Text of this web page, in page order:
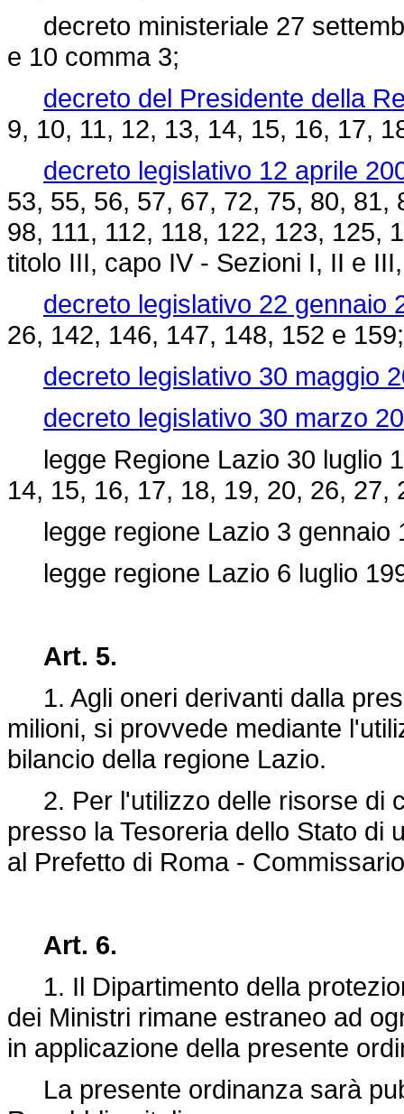
decreto ministeriale 27
e 10 comma 3;
decreto del Presidente della
9, 10, 11, 12, 13, 14, 15, 16, 17,
decreto legislativo 12 aprile
53, 55, 56, 57, 67, 72, 75, 80,
98, 111, 112, 118, 122, 123, 125,
titolo III, capo IV - Sezioni I, II e
decreto legislativo 22 gennaio
26, 142, 146, 147, 148, 152 e 159;
decreto legislativo 30 maggio
decreto legislativo 30 marzo
legge Regione Lazio 30 luglio
14, 15, 16, 17, 18, 19, 20, 26,
legge regione Lazio 3 gennaio
legge regione Lazio 6 luglio
Art. 5.
1. Agli oneri derivanti dalla
milioni, si provvede mediante
bilancio della regione Lazio.
2. Per l'utilizzo delle risorse di
presso la Tesoreria dello Stato di
al Prefetto di Roma -
Art. 6.
1. Il Dipartimento della
dei Ministri rimane estraneo ad
in applicazione della presente
La presente ordinanza sarà